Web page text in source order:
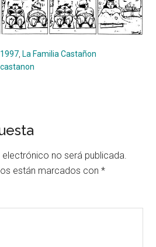
La Familia Castañon
no será publicada.
están marcados con*